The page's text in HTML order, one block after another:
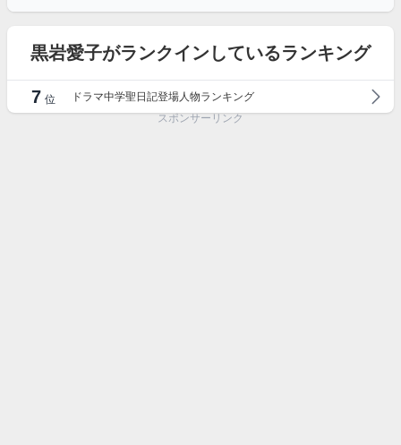
黒岩愛子がランクインしているランキング
7 位
ドラマ中学聖日記登場人物ランキング
スポンサーリンク